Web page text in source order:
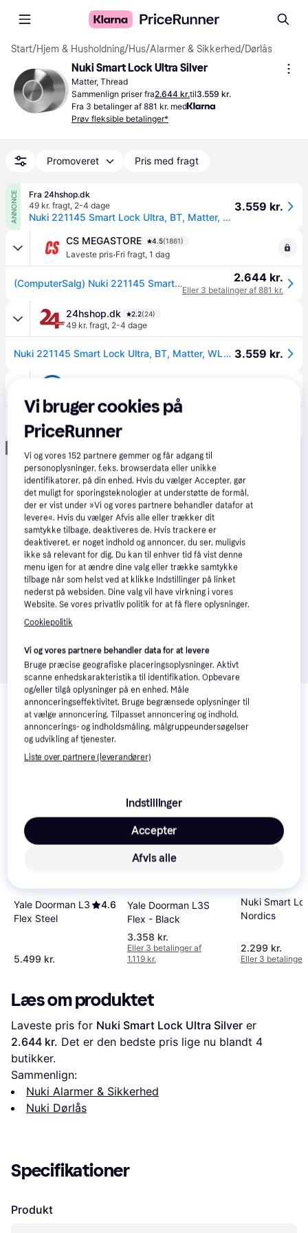
Start/Hjem & Husholdning/Hus/Alarmer & Sikkerhed/Dørlås
Nuki Smart Lock Ultra Silver
Matter, Thread
Sammenlign priser fra2.644 kr.til3.559 kr.
Fra 3 betalinger af 881 kr. med
Prøv fleksible betalinger*
Promoveret Pris med fragt
ANNONCE
Fra 24hshop.dk
49 kr. fragt, 2-4 dage
Nuki 221145 Smart Lock Ultra, BT, Matter, WLAN, elektrisk dørlås.
3.559 kr.
CS MEGASTORE 4.5(1861)
Laveste pris·Fri fragt, 1 dag
(ComputerSalg) Nuki 221145 Smart Lock Ultra, elektr. Trschloss, BT, WLAN, Matter 2.644 kr.
Eller 3 betalinger af 881 kr.
24hshop.dk 2.2(24)
49 kr. fragt, 2-4 dage
Nuki 221145 Smart Lock Ultra, BT, Matter, WLAN, elektrisk dørlås. 3.559 kr.
Relaterede produkter
Se vores forslag til andre produkter, der matcher dine
interesser. Vis alle
Yale Doorman L3
Flex Steel
4.6
5.499 kr.
Yale Doorman L3S
Flex - Black
3.358 kr.
Eller 3 betalinger af
1.119 kr.
Nuki Smart
Nordics
2.299 kr.
Eller 3 betalinger
Læs om produktet
Laveste pris for Nuki Smart Lock Ultra Silver
2.644 kr. Det er den bedste pris lige nu blandt 4
butikker.
Sammenlign:
Nuki Alarmer & Sikkerhed
Nuki Dørlås
Specifikationer
Produkt
Vi bruger cookies på
PriceRunner
Vi og vores152 partnere gemmer og får adgang til
personoplysninger, f.eks. browserdata eller unikke
identifikatorer, på din enhed. Hvis du vælger Accepter, gør
det muligt for sporingsteknologier at understøtte de formål,
der er vist under »Vi og vores partnere behandler datafor at
levere«. Hvis du vælger Afvis alle eller trækker dit
samtykke tilbage, deaktiveres de. Hvis trackere er
deaktiveret, er noget indhold og annoncer, du ser, muligvis
ikke så relevant for dig. Du kan til enhver tid få vist denne
menu igen for at ændre dine valg eller trække samtykke
tilbage når som helst ved at klikke Indstillinger på linket
nederst på websiden. Dine valg vil have virkning i vores
Website. Se vores privatliv politik for at få flere oplysninger.
Cookiepolitik
Vi og vores partnere behandler data for at levere
Bruge præcise geografiske placeringsoplysninger. Aktivt
scanne enhedskarakteristika til identifikation. Opbevare
og/eller tilgå oplysninger på en enhed. Måle
annonceringseffektivitet. Bruge begrænsede oplysninger til
at vælge annoncering. Tilpasset annoncering og indhold,
annoncerings- og indholdsmåling, målgruppeundersøgelser
og udvikling af tjenester.
Liste over partnere (leverandører)
Indstillinger
Afvis alle
Accepter